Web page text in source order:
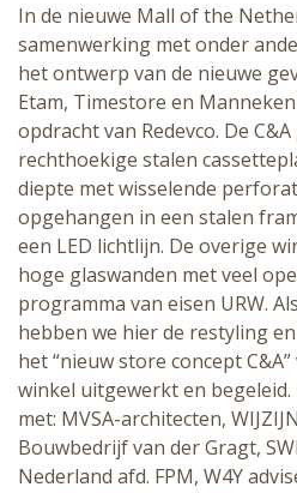
In de nieuwe Mall of the
samenwerking met onder
het ontwerp van de nieuwe
Etam, Timestore en
opdracht van Redevco. De
rechthoekige stalen
diepte met wisselende
opgehangen in een stalen
een LED lichtlijn. De overige
hoge glaswanden met veel
programma van eisen URW.
hebben we hier de restyling
het “nieuw store concept
winkel uitgewerkt en
met: MVSA-architecten,
Bouwbedrijf van der Gragt,
Nederland afd. FPM, W4Y